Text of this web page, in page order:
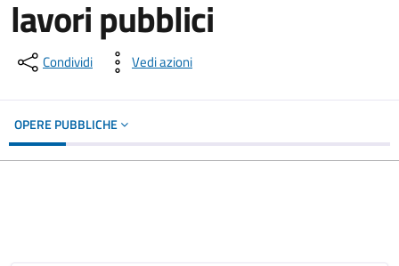
lavori pubblici
Condividi Vedi azioni
OPERE PUBBLICHE